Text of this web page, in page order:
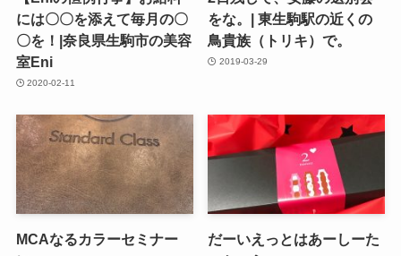
には〇〇を添えて毎月の〇
〇を！|奈良県生駒市の美容
室Eni
2020-02-11
をな。| 東生駒駅の近くの
鳥貴族（トリキ）で。
2019-03-29
MCAなるカラーセミナー
だーいえっとはあーしーた